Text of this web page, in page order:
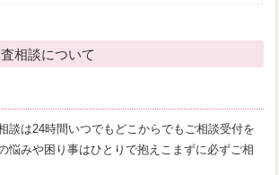
相談について
談は24時間いつでもどこからでもご相談受付を
悩みや困り事はひとりで抱えこまずに必ずご相